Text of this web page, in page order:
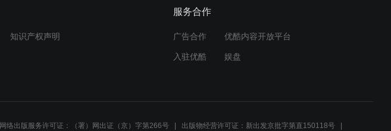
知识产权声明
服务合作
广告合作 优酷内容开放平台
入驻优酷 娱盘
网络出版服务许可证：（署）网出证（京）字第266号 出版物经营许可证：新出发京批字第直150118号